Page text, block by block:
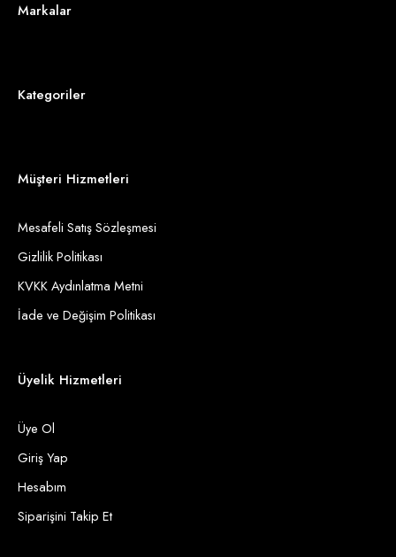
Markalar
Kategoriler
Müşteri Hizmetleri
Mesafeli Satış Sözleşmesi
Gizlilik Politikası
KVKK Aydınlatma Metni
İade ve Değişim Politikası
Üyelik Hizmetleri
Üye Ol
Giriş Yap
Hesabım
Siparişini Takip Et